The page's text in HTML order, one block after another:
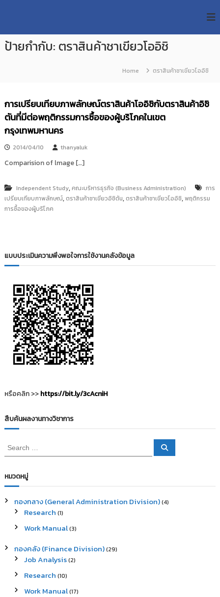
p
U
T
e
a
r
c
R
p
o
o
r
ค
ลั
ง
ข้
อ
มู
ล
า
วิ
จั
วิ
ท
ท
ค
โ
น
ล
ร
ม
ง
ค
รี
ป้ายกำกับ: ตราสินค้าชาเขียวโออิชิ
Home ตราสินค้าชาเขียวโออิชิ
การเปรียบเทียบภาพลักษณ์ตราสินค้าโออิชิกับตราสินค้าอิชิ
ตันที่มีต่อพฤติกรรมการซื้อของผู้บริโภคในเขต
กรุงเทพมหานคร
2014/04/10 thanyaluk
Comparision of lmage […]
Independent Study,คณะบริหารธุรกิจ (Business Administration)
การ
เปรียบเทียบภาพลักษณ์,ตราสินค้าชาเขียวอิชิตัน,ตราสินค้าชาเขียวโออิชิ,พฤติกรรม
การซื้อของผู้บริโภค
แบบประเมินความพึงพอใจการใช้งานคลังข้อมูล
หรือคลิก >>https://bit.ly/3cAcniH
สืบค้นผลงานทางวิชาการ
e
r
c
f
S
หมวดหมู่
กองกลาง (General Administration Division)(4)
Research (1)
Work Manual(3)
กองคลัง (Finance Division)(29)
Job Analysis(2)
Research (10)
Work Manual(17)